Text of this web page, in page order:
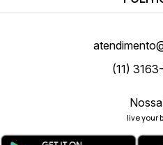
(11)
live your